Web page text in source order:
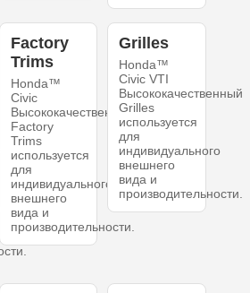
Factory
Trims
Honda™
Civic
Высококачественный
Factory
Trims
используется
для
индивидуального
внешнего
вида и
производительности.
Grilles
Honda™
Civic VTI
Высококачественный
Grilles
используется
для
индивидуального
внешнего
вида и
производительности.